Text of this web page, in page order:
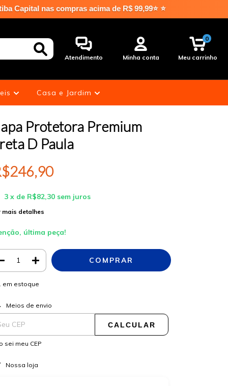
acima de R$ 99,99⭐ ⭐
Atendimento Minha conta Meu carrinho
0
Casa e Jardim
Protetora Premium
D Paula
3 x de R$82,30 sem juros
mais detalhes
última peça!
em estoque
para o CEP:
Meios de envio
CALCULAR
sei meu CEP
Nossa loja